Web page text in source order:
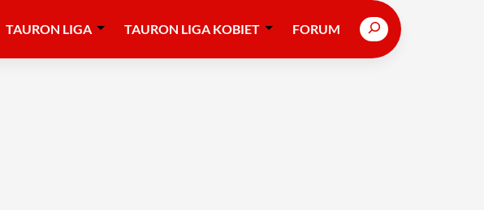
TAURON LIGA TAURON LIGA KOBIET FORUM Search